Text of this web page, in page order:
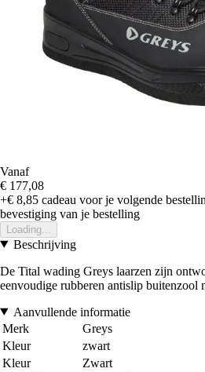
Vanaf
€ 177,08
+€ 8,85 cadeau voor je volgende
bevestiging van je bestelling
Loading...
Beschrijving
De Tital wading Greys laarzen zijn
eenvoudige rubberen antislip buitenzool
Aanvullende informatie
Merk
Greys
Kleur
zwart
Kleur
Zwart